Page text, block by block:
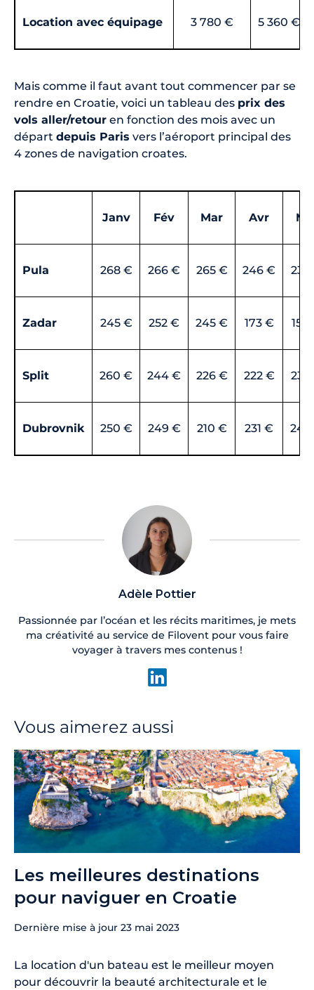
Location avec équipage 3 780 € 5 360 €
Mais comme il faut avant tout commencer par se
rendre en Croatie, voici un tableau des prix des
vols aller/retour en fonction des mois avec un
départ depuis Paris vers l’aéroport principal des
4 zones de navigation croates.
Janv Fév Mar Avr
Pula 268 € 266 € 265 € 246 € 236
Zadar 245 € 252 € 245 € 173 € 158
Split 260 € 244 € 226 € 222 € 233
Dubrovnik 250 € 249 € 210 € 231 € 243
Adèle Pottier
Passionnée par l’océan et les récits maritimes, je mets
ma créativité au service de Filovent pour vous faire
voyager à travers mes contenus !
Vous aimerez aussi
Les meilleures destinations
pour naviguer en Croatie
Dernière mise à jour 23 mai 2023
La location d'un bateau est le meilleur moyen
pour découvrir la beauté architecturale et le